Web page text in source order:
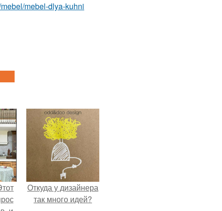
mebel-dlya-kuhni
Откуда у дизайнера
так много идей?